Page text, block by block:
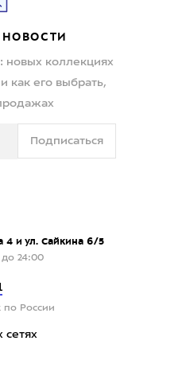
коллекциях
как его выбрать,
Подписаться
4 и ул. Сайкина 6/5
24:00
по России
сетях